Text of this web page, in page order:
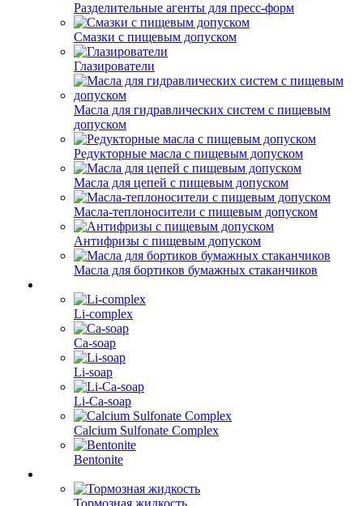
Разделительные агенты для пресс-форм
Смазки с пищевым допуском
Глазирователи
Масла для гидравлических систем с пищевым
допуском
Редукторные масла с пищевым допуском
Масла для цепей с пищевым допуском
Масла-теплоносители с пищевым допуском
Антифризы с пищевым допуском
Масла для бортиков бумажных стаканчиков
Li-complex
Ca-soap
Li-soap
Li-Ca-soap
Calcium Sulfonate Complex
Bentonite
Тормозная жидкость